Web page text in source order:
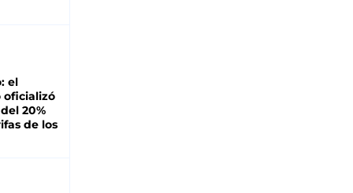
el
oficializó
20%
de los